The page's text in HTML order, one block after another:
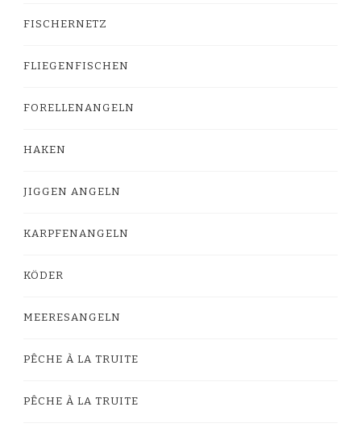
FISCHERNETZ
FLIEGENFISCHEN
FORELLENANGELN
HAKEN
JIGGEN ANGELN
KARPFENANGELN
KÖDER
MEERESANGELN
PÊCHE À LA TRUITE
PÊCHE À LA TRUITE